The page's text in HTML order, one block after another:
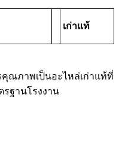
เก่าแท้
คุณภาพเป็นอะไหล่เก่าแท้ที่
ฐานโรงงาน